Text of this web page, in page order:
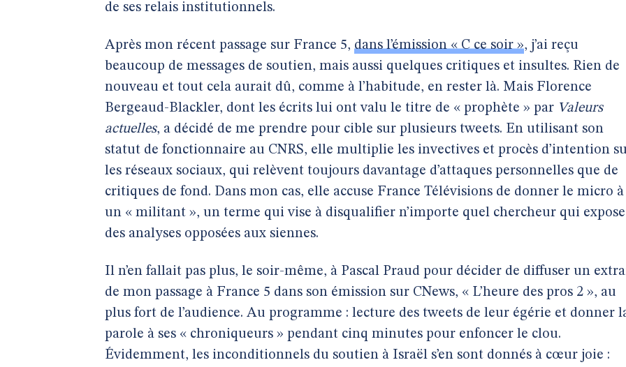
de ses relais institutionnels.
Après mon récent passage sur France 5, dans l’émission « C ce soir », j’ai reçu
beaucoup de messages de soutien, mais aussi quelques critiques et insultes. Rien de
nouveau et tout cela aurait dû, comme à l’habitude, en rester là. Mais Florence
Bergeaud-Blackler, dont les écrits lui ont valu le titre de « prophète » par Valeurs
actuelles, a décidé de me prendre pour cible sur plusieurs tweets. En utilisant son
statut de fonctionnaire au CNRS, elle multiplie les invectives et procès d’intention
les réseaux sociaux, qui relèvent toujours davantage d’attaques personnelles que de
critiques de fond. Dans mon cas, elle accuse France Télévisions de donner le micro à
un « militant », un terme qui vise à disqualifier n’importe quel chercheur qui expose
des analyses opposées aux siennes.
Il n’en fallait pas plus, le soir-même, à Pascal Praud pour décider de diffuser un
de mon passage à France 5 dans son émission sur CNews, « L’heure des pros 2 », au
plus fort de l’audience. Au programme : lecture des tweets de leur égérie et donner
parole à ses « chroniqueurs » pendant cinq minutes pour enfoncer le clou.
Évidemment, les inconditionnels du soutien à Israël s’en sont donnés à cœur joie :